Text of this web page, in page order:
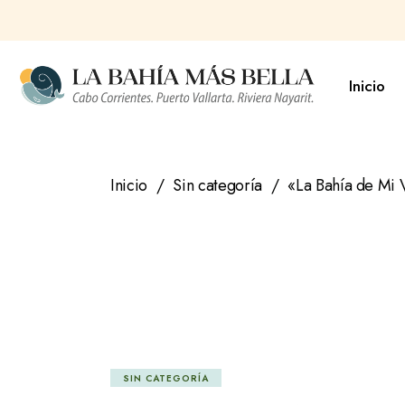
contenido
Inicio
Inicio
Sin categoría «La Bahía de Mi
SIN CATEGORÍA